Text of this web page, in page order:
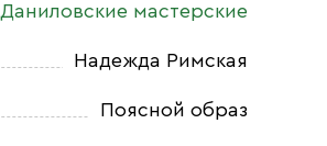
Даниловские мастерские
Надежда Римская
Поясной образ